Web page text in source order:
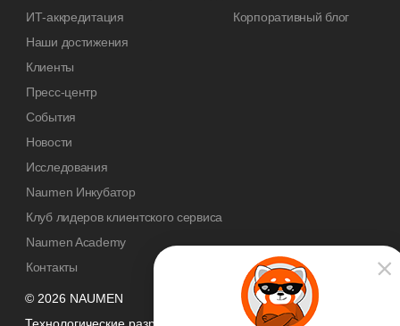
© 2026 NAUMEN
ИТ-аккредитация
Наши достижения
Клиенты
Пресс-центр
События
Новости
Исследования
Naumen Инкубатор
Клуб лидеров клиентского сервиса
Naumen Academy
Контакты
Корпоративный блог